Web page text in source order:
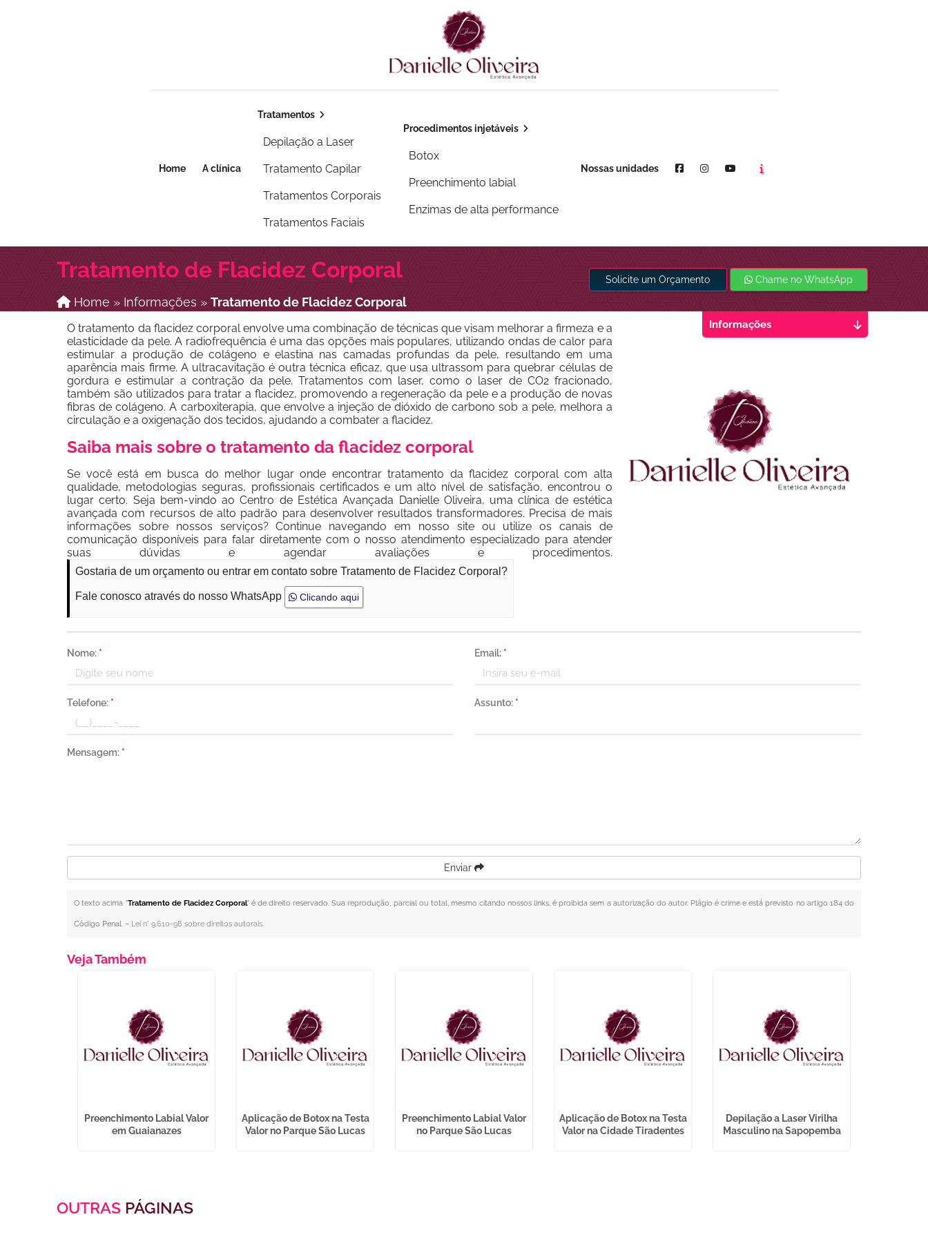
Home A clínica
Tratamentos
Depilação a Laser
Tratamento Capilar
Tratamentos Corporais
Tratamentos Faciais
Procedimentos injetáveis
Botox
Preenchimento labial
Enzimas de alta performance
Nossas unidades Youtube
Tratamento de Flacidez Corporal
Home » Informações »Tratamento de Flacidez Corporal
Solicite um Orçamento Chame no WhatsApp
O tratamento da flacidez corporal envolve uma combinação de técnicas que visam melhorar a firmeza e a
elasticidade da pele. A radiofrequência é uma das opções mais populares, utilizando ondas de calor para
estimular a produção de colágeno e elastina nas camadas profundas da pele, resultando em uma
aparência mais firme. A ultracavitação é outra técnica eficaz, que usa ultrassom para quebrar células de
gordura e estimular a contração da pele. Tratamentos com laser, como o laser de CO2 fracionado,
também são utilizados para tratar a flacidez, promovendo a regeneração da pele e a produção de novas
fibras de colágeno. A carboxiterapia, que envolve a injeção de dióxido de carbono sob a pele, melhora a
circulação e a oxigenação dos tecidos, ajudando a combater a flacidez.
Saiba mais sobre o tratamento da flacidez corporal
Se você está em busca do melhor lugar onde encontrar tratamento da flacidez corporal com alta
qualidade, metodologias seguras, profissionais certificados e um alto nível de satisfação, encontrou o
lugar certo. Seja bem-vindo ao Centro de Estética Avançada Danielle Oliveira, uma clínica de estética
avançada com recursos de alto padrão para desenvolver resultados transformadores. Precisa de mais
informações sobre nossos serviços? Continue navegando em nosso site ou utilize os canais de
comunicação disponíveis para falar diretamente com o nosso atendimento especializado para atender
suas dúvidas e agendar avaliações e procedimentos.
Gostaria de um orçamento ou entrar em contato sobre Tratamento de Flacidez Corporal?
Fale conosco através do nosso WhatsApp Clicando aqui
Nome: * Email: *
Telefone: * Assunto: *
Mensagem: *
Enviar
O texto acima "Tratamento de Flacidez Corporal" é de direito reservado. Sua reprodução, parcial ou total, mesmo citando nossos links, é proibida sem a autorização do autor. Plágio é crime e está previsto no artigo 184 do
Código Penal. – Lei n° 9.610-98 sobre direitos autorais.
Informações
Veja Também
Preenchimento Labial Valor
em Guaianazes
Aplicação de Botox na Testa
Valor no Parque São Lucas
Preenchimento Labial Valor
no Parque São Lucas
Aplicação de Botox na Testa
Valor na Cidade Tiradentes
Depilação a Laser Virilha
Masculino na Sapopemba
OUTRAS PÁGINAS